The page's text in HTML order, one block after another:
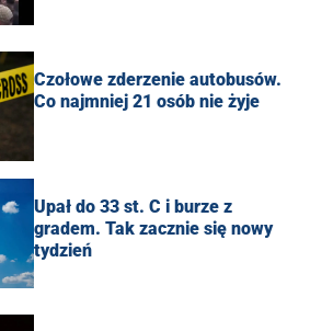
Czołowe zderzenie autobusów.
Co najmniej 21 osób nie żyje
Upał do 33 st. C i burze z
gradem. Tak zacznie się nowy
tydzień